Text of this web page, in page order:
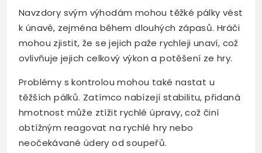
Navzdory svým výhodám mohou těžké pálky vést
k únavě, zejména během dlouhých zápasů. Hráči
mohou zjistit, že se jejich paže rychleji unaví, což
ovlivňuje jejich celkový výkon a potěšení ze hry.
Problémy s kontrolou mohou také nastat u
těžších pálků. Zatímco nabízejí stabilitu, přidaná
hmotnost může ztížit rychlé úpravy, což činí
obtížným reagovat na rychlé hry nebo
neočekávané údery od soupeřů.